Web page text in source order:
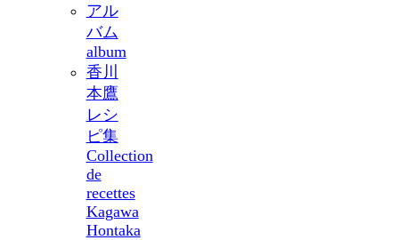
アル
バム
album
香川
本鷹
レシ
ピ集
Collection
de
recettes
Kagawa
Hontaka